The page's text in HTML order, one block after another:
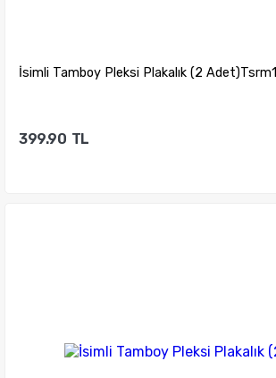
İsimli Tamboy Pleksi Plakalık (2 Adet)Tsrm1
399.90 TL